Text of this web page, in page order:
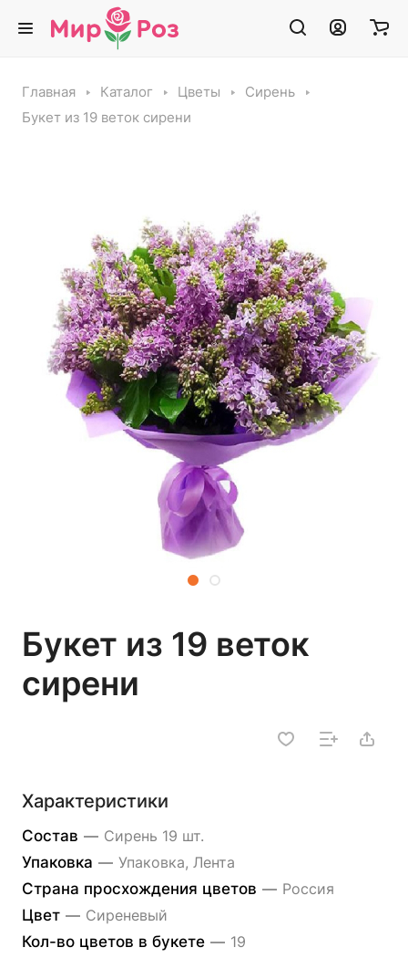
Главная Каталог Цветы
Сирень
Букет из 19 веток сирени
Букет из 19 веток
сирени
Характеристики
Состав — Сирень 19 шт.
Упаковка — Упаковка, Лента
Страна просхождения цветов — Россия
Цвет — Сиреневый
Кол-во цветов в букете — 19